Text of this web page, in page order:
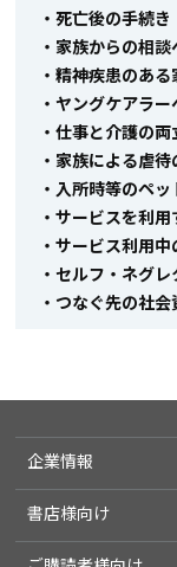
・死亡後の手続き
・家族からの相
・精神疾患のあ
・ヤングケアラ
・仕事と介護の
・家族による虐
・入所時等のペ
・サービスを利
・サービス利用
・セルフ・ネグ
・つなぐ先の社
企業情報
書店様向け